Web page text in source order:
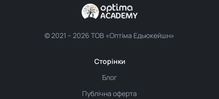
© 2021 – 2026 ТОВ «Оптіма Едьюкейшн»
Сторінки
Блог
Публічна оферта